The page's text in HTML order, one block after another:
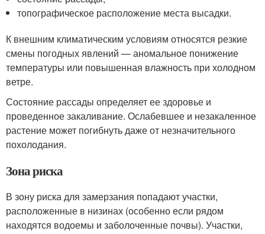
топографическое расположение места высадки.
К внешним климатическим условиям относятся резкие
смены погодных явлений — аномальное понижение
температуры или повышенная влажность при холодном
ветре.
Состояние рассады определяет ее здоровье и
проведенное закаливание. Ослабевшее и незакаленное
растение может погибнуть даже от незначительного
похолодания.
Зона риска
В зону риска для замерзания попадают участки,
расположенные в низинах (особенно если рядом
находятся водоемы и заболоченные почвы). Участки,